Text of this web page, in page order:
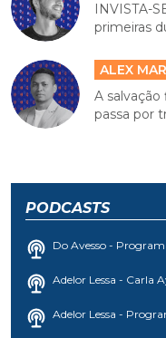
INVISTA-
primeiras
ALEX
A salvação
passa por
PODCASTS
Do Avesso -
Adelor Lessa - Carla
Adelor Lessa -